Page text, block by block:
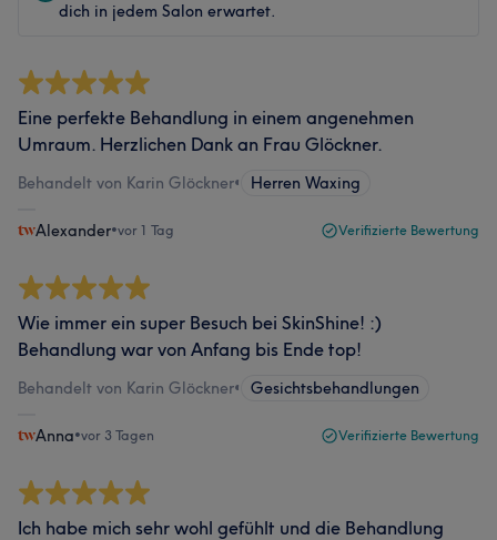
dich in jedem Salon erwartet.
Eine perfekte Behandlung in einem angenehmen
Umraum. Herzlichen Dank an Frau Glöckner.
Behandelt von Karin Glöckner• Herren Waxing
Alexander•vor 1 Tag Verifizierte Bewertung
Wie immer ein super Besuch bei SkinShine! :)
Behandlung war von Anfang bis Ende top!
Behandelt von Karin Glöckner• Gesichtsbehandlungen
Anna•vor 3 Tagen Verifizierte Bewertung
Ich habe mich sehr wohl gefühlt und die Behandlung